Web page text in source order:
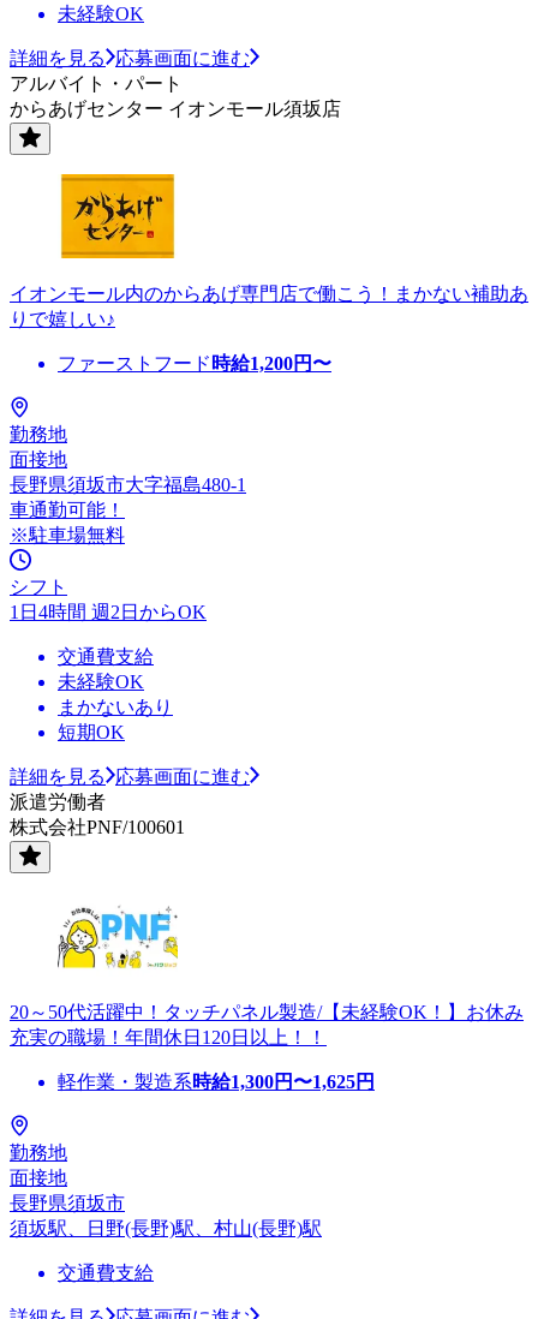
未経験OK
詳細を見る
応募画面に進む
アルバイト・パート
からあげセンター イオンモール須坂店
イオンモール内のからあげ専門店で働こう！まかない補助あ
りで嬉しい♪
ファーストフード 時給1,200円〜
勤務地
面接地
長野県須坂市大字福島480-1
車通勤可能！
※駐車場無料
シフト
1日4時間 週2日からOK
交通費支給
未経験OK
まかないあり
短期OK
詳細を見る
応募画面に進む
派遣労働者
株式会社PNF/100601
20～50代活躍中！タッチパネル製造/【未経験OK！】お休み
充実の職場！年間休日120日以上！！
軽作業・製造系時給1,300円〜1,625円
勤務地
面接地
長野県須坂市
須坂駅、日野(長野)駅、村山(長野)駅
交通費支給